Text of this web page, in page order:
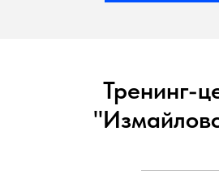
Тренинг-